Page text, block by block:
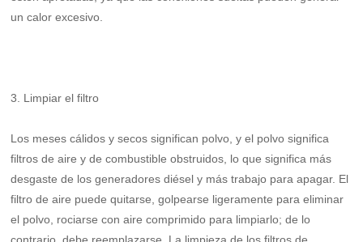
un calor excesivo.
3. Limpiar el filtro
Los meses cálidos y secos significan polvo, y el polvo significa
filtros de aire y de combustible obstruidos, lo que significa más
desgaste de los generadores diésel y más trabajo para apagar. El
filtro de aire puede quitarse, golpearse ligeramente para eliminar
el polvo, rociarse con aire comprimido para limpiarlo; de lo